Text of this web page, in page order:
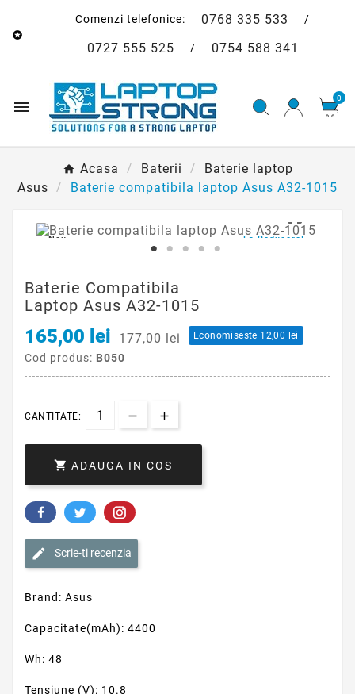

Comenzi telefonice: 0768 335 533
0727 555 525 / 0754 588 341
 0
Acasa Baterii
Baterie laptop
Asus
Baterie compatibila laptop Asus A32-1015
Nou La Reducere!
Baterie Compatibila
Laptop Asus A32-1015
165,00 lei 177,00 lei Economiseste 12,00 lei
Cod produs: B050
CANTITATE:
 ADAUGA IN COS
Scrie-ti recenzia
Brand: Asus
Capacitate(mAh): 4400
Wh: 48
Tensiune (V): 10.8